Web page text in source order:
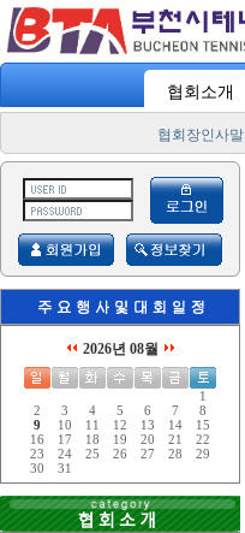
협회소개
협회장인사말
2026년 08월
1
2
3 4 5 6 7
8
9
10 11 12 13 14
15
16
17 18 19 20 21
22
23
24 25 26 27 28
29
30
31